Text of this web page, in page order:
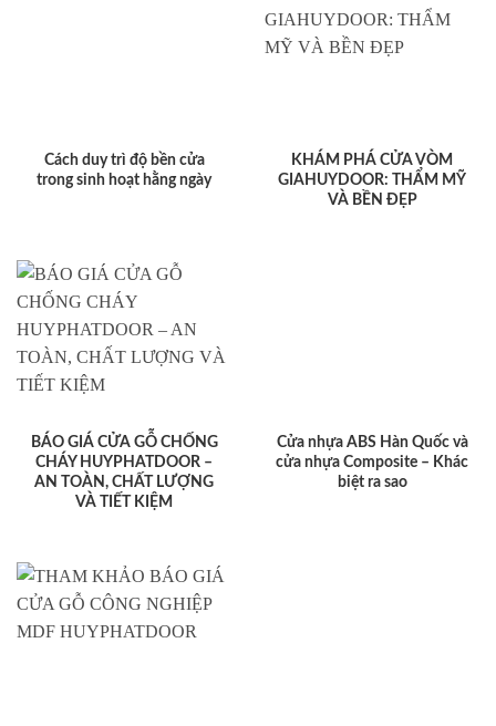
Cách duy trì độ bền cửa
trong sinh hoạt hằng ngày
KHÁM PHÁ CỬA VÒM
GIAHUYDOOR: THẨM MỸ
VÀ BỀN ĐẸP
BÁO GIÁ CỬA GỖ CHỐNG
CHÁY HUYPHATDOOR –
AN TOÀN, CHẤT LƯỢNG
VÀ TIẾT KIỆM
Cửa nhựa ABS Hàn Quốc và
cửa nhựa Composite – Khác
biệt ra sao